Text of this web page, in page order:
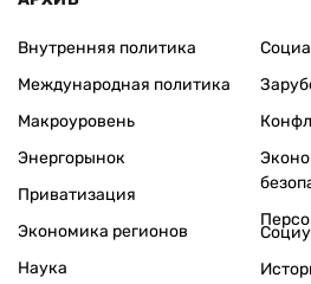
Внутренняя политика
Международная политика
Макроуровень
Энергорынок
Приватизация
Экономика регионов
Наука